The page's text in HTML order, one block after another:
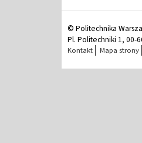
© Politechnika
Pl. Politechniki 1, 00-
Kontakt Mapa strony